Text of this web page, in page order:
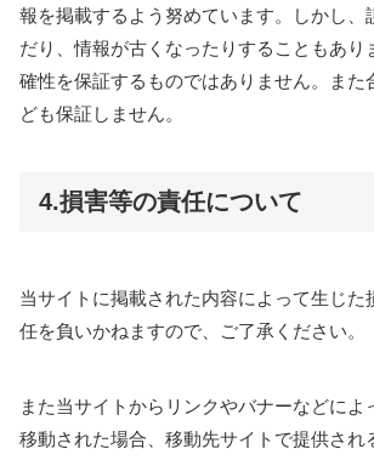
報を掲載するよう努めています。しかし、
だり、情報が古くなったりすることもあり
確性を保証するものではありません。また
ども保証しません。
4.損害等の責任について
当サイトに掲載された内容によって生じた
任を負いかねますので、ご了承ください。
また当サイトからリンクやバナーなどによ
移動された場合、移動先サイトで提供され